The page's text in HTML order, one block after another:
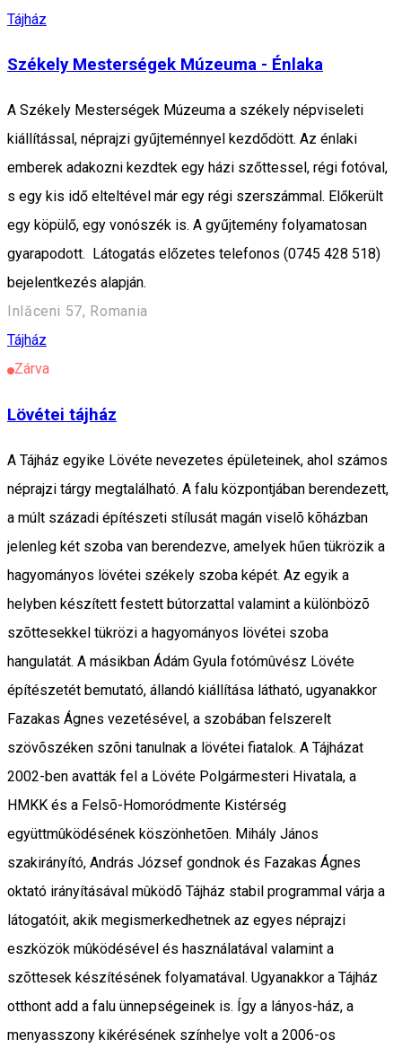
Tájház
Székely Mesterségek Múzeuma - Énlaka
A Székely Mesterségek Múzeuma a székely népviseleti
kiállítással, néprajzi gyűjteménnyel kezdődött. Az énlaki
emberek adakozni kezdtek egy házi szőttessel, régi fotóval,
s egy kis idő elteltével már egy régi szerszámmal. Előkerült
egy köpülő, egy vonószék is. A gyűjtemény folyamatosan
gyarapodott. Látogatás előzetes telefonos (0745 428 518)
bejelentkezés alapján.
Inlăceni 57, Romania
Tájház
Zárva
Lövétei tájház
A Tájház egyike Lövéte nevezetes épületeinek, ahol számos
néprajzi tárgy megtalálható. A falu központjában berendezett,
a múlt századi építészeti stílusát magán viselõ kõházban
jelenleg két szoba van berendezve, amelyek hűen tükrözik a
hagyományos lövétei székely szoba képét. Az egyik a
helyben készített festett bútorzattal valamint a különbözõ
szõttesekkel tükrözi a hagyományos lövétei szoba
hangulatát. A másikban Ádám Gyula fotómûvész Lövéte
építészetét bemutató, állandó kiállítása látható, ugyanakkor
Fazakas Ágnes vezetésével, a szobában felszerelt
szövõszéken szõni tanulnak a lövétei fiatalok. A Tájházat
2002-ben avatták fel a Lövéte Polgármesteri Hivatala, a
HMKK és a Felsõ-Homoródmente Kistérség
együttmûködésének köszönhetõen. Mihály János
szakirányító, András József gondnok és Fazakas Ágnes
oktató irányításával mûködõ Tájház stabil programmal várja a
látogatóit, akik megismerkedhetnek az egyes néprajzi
eszközök mûködésével és használatával valamint a
szõttesek készítésének folyamatával. Ugyanakkor a Tájház
otthont add a falu ünnepségeinek is. Így a lányos-ház, a
menyasszony kikérésének színhelye volt a 2006-os